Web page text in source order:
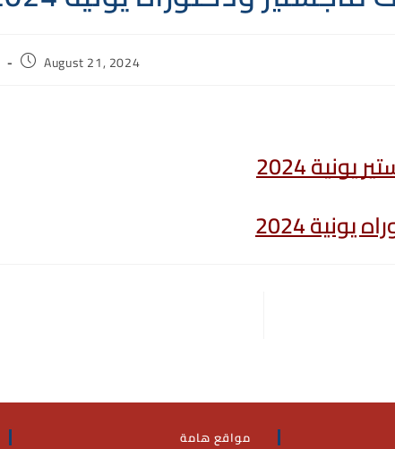
Post
published:
August 21, 2024
2024
2024
مواقع هامة